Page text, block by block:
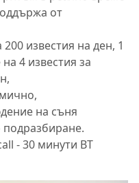
от
известия на ден, 1
4 известия за
на съня
подразбиране.
- 30 минути BT